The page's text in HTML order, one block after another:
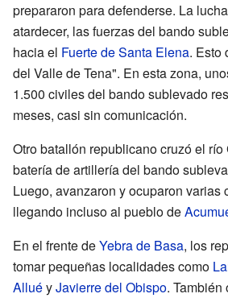
prepararon para defenderse. La
atardecer, las fuerzas del bando
hacia el Fuerte de Santa Elena. Esto
del Valle de Tena". En esta zona,
1.500 civiles del bando sublevado
meses, casi sin comunicación.
Otro batallón republicano cruzó el
batería de artillería del bando
Luego, avanzaron y ocuparon varias
llegando incluso al pueblo de
En el frente deYebra de Basa, los
tomar pequeñas localidades como
AlluéyJavierre del Obispo.